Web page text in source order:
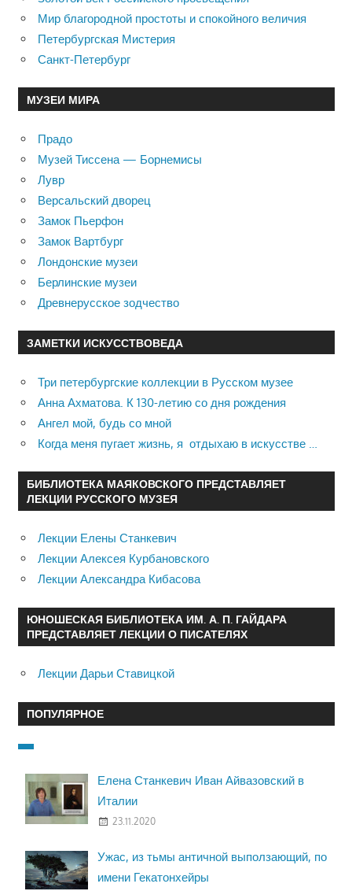
Мир благородной простоты и спокойного величия
Петербургская Мистерия
Санкт-Петербург
МУЗЕИ МИРА
Прадо
Музей Тиссена — Борнемисы
Лувр
Версальский дворец
Замок Пьерфон
Замок Вартбург
Лондонские музеи
Берлинские музеи
Древнерусское зодчество
ЗАМЕТКИ ИСКУССТВОВЕДА
Три петербургские коллекции в Русском музее
Анна Ахматова. К 130-летию со дня рождения
Ангел мой, будь со мной
Когда меня пугает жизнь, я отдыхаю в искусстве …
БИБЛИОТЕКА МАЯКОВСКОГО ПРЕДСТАВЛЯЕТ
ЛЕКЦИИ РУССКОГО МУЗЕЯ
Лекции Елены Станкевич
Лекции Алексея Курбановского
Лекции Александра Кибасова
ЮНОШЕСКАЯ БИБЛИОТЕКА ИМ. А. П. ГАЙДАРА
ПРЕДСТАВЛЯЕТ ЛЕКЦИИ О ПИСАТЕЛЯХ
Лекции Дарьи Ставицкой
ПОПУЛЯРНОЕ
Елена Станкевич Иван Айвазовский в
Италии
23.11.2020
Ужас, из тьмы античной выползающий, по
имени Гекатонхейры